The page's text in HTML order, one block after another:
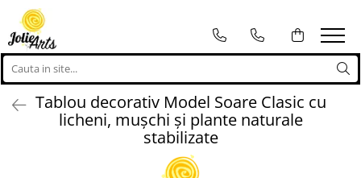
Tablouri
Tablouri cu licheni, muschi si
plante naturale stabilizate
Tablouri licheni
Proiecte personalizate
Proiecte personalizate
Logo-uri personalizate
Tablou decorativ Model Soare Clasic cu
licheni, mușchi și plante naturale
stabilizate